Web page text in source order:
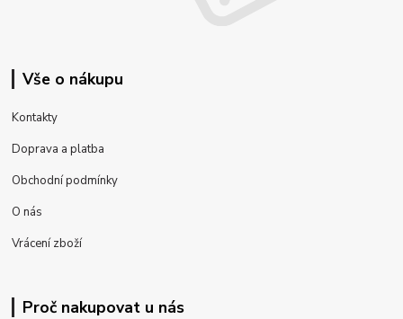
Vše o nákupu
Kontakty
Doprava a platba
Obchodní podmínky
O nás
Vrácení zboží
Proč nakupovat u nás